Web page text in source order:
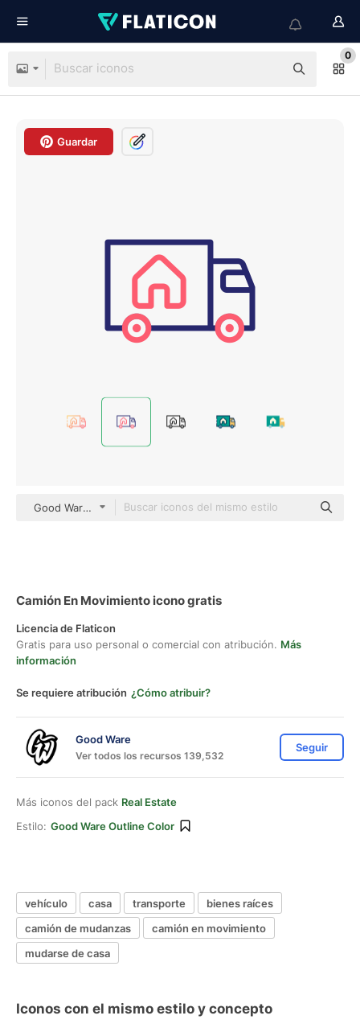
0
Guardar
Good Ware Outline Color
Camión En Movimiento icono gratis
Licencia de Flaticon
Gratis para uso personal o comercial con atribución. Más
información
Se requiere atribución ¿Cómo atribuir?
Good Ware
Ver todos los recursos 139,532
Seguir
Más iconos del pack Real Estate
Estilo: Good Ware Outline Color
vehículo casa transporte
bienes raíces
camión de mudanzas
camión en movimiento
mudarse de casa
Iconos con el mismo estilo y concepto